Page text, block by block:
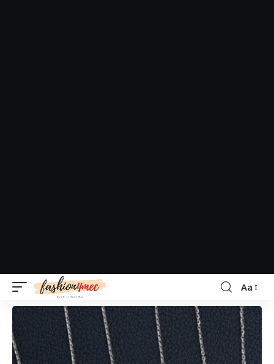
Aa